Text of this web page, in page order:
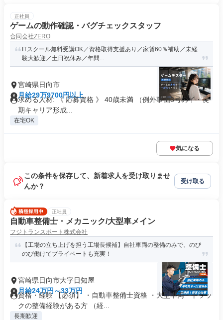
正社員
ゲームの動作確認・バグチェックスタッフ
合同会社ZERO
ITスクール無料受講OK／資格取得支援あり／家賃60％補助／未経
験大歓迎／土日祝休み／年間...
宮崎県日向市
月給29万9700円以上
求める人材: 《 応募資格 》 40歳未満 （例外事由3号のイ・長
期キャリア形成...
在宅OK
気になる
この条件を保存して、新着求人を受け取りませ
んか？
受け取る
正社員
自動車整備士・メカニック/大型車メイン
フジトランスポート株式会社
【工場の立ち上げを担う工場長候補】自社車両の整備のみで、のび
のび働けてプライベートも充実！
宮崎県日向市大字日知屋
月給24万円～33万円
資格・経験 【必須】 ・自動車整備士資格 ・大型車両・トラッ
クの整備経験がある方 （経...
長期歓迎